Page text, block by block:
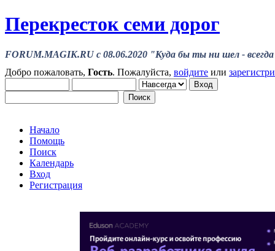
Перекресток семи дорог
FORUM.MAGIK.RU c 08.06.2020 "Куда бы ты ни шел - всегда
Добро пожаловать, Гость. Пожалуйста, войдите или
Начало
Помощь
Поиск
Календарь
Вход
Регистрация